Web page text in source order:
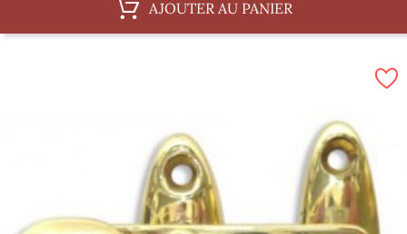
AJOUTER AU PANIER